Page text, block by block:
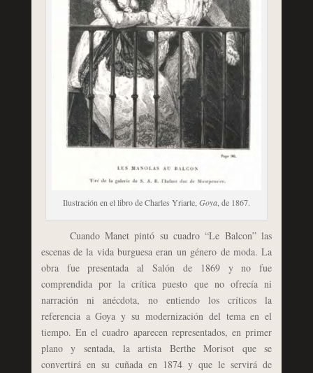
Ilustración en el libro de Charles Yriarte,Goya, de 1867.
Cuando Manet pintó su cuadro “Le Balcon” las
escenas de la vida burguesa eran un género de moda. La
obra fue presentada al Salón de 1869 y no fue
comprendida por la crítica puesto que no ofrecía ni
narración ni anécdota, no entiendo los críticos la
referencia a Goya y su modernización del tema en el
tiempo. En el cuadro aparecen representados, en primer
plano y sentada, la artista Berthe Morisot que se
convertirá en su cuñada en 1874 y que le servirá de